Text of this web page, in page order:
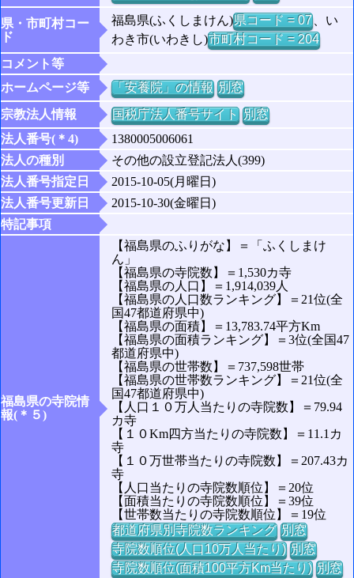
県・市町村コー
ド
福島県(ふくしまけん)県コード = 07、い
わき市(いわきし)市町村コード = 204
コメント等
ホームページ等
「安養院」の情報 別窓
宗教法人情報
国税庁法人番号サイト 別窓
法人番号(＊4)
1380005006061
法人の種別
その他の設立登記法人(399)
法人番号指定日
2015-10-05(月曜日)
法人番号更新日
2015-10-30(金曜日)
特記事項
福島県の寺院情
報(＊５)
【福島県のふりがな】＝「ふくしまけ
ん」
【福島県の寺院数】＝1,530カ寺
【福島県の人口】＝1,914,039人
【福島県の人口数ランキング】＝21位(全
国47都道府県中)
【福島県の面積】＝13,783.74平方Km
【福島県の面積ランキング】＝3位(全国47
都道府県中)
【福島県の世帯数】＝737,598世帯
【福島県の世帯数ランキング】＝21位(全
国47都道府県中)
【人口１０万人当たりの寺院数】＝79.94
カ寺
【１０Km四方当たりの寺院数】＝11.1カ
寺
【１０万世帯当たりの寺院数】＝207.43カ
寺
【人口当たりの寺院数順位】＝20位
【面積当たりの寺院数順位】＝39位
【世帯数当たりの寺院数順位】＝19位
都道府県別寺院数ランキング 別窓
寺院数順位(人口10万人当たり) 別窓
寺院数順位(面積100平方Km当たり) 別窓